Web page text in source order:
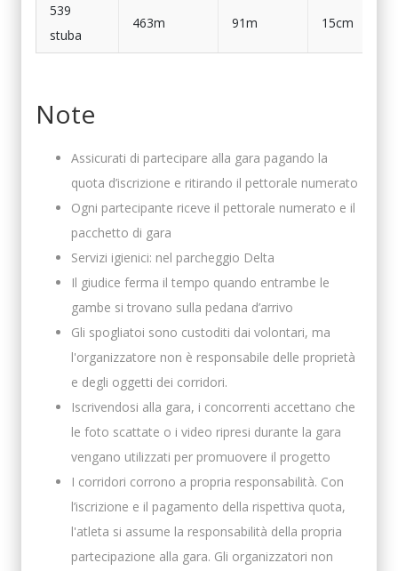
539
stuba
463m 91m 15cm
Note
Assicurati di partecipare alla gara pagando la
quota d’iscrizione e ritirando il pettorale numerato
Ogni partecipante riceve il pettorale numerato e il
pacchetto di gara
Servizi igienici: nel parcheggio Delta
Il giudice ferma il tempo quando entrambe le
gambe si trovano sulla pedana d’arrivo
Gli spogliatoi sono custoditi dai volontari, ma
l'organizzatore non è responsabile delle proprietà
e degli oggetti dei corridori.
Iscrivendosi alla gara, i concorrenti accettano che
le foto scattate o i video ripresi durante la gara
vengano utilizzati per promuovere il progetto
I corridori corrono a propria responsabilità. Con
l’iscrizione e il pagamento della rispettiva quota,
l'atleta si assume la responsabilità della propria
partecipazione alla gara. Gli organizzatori non